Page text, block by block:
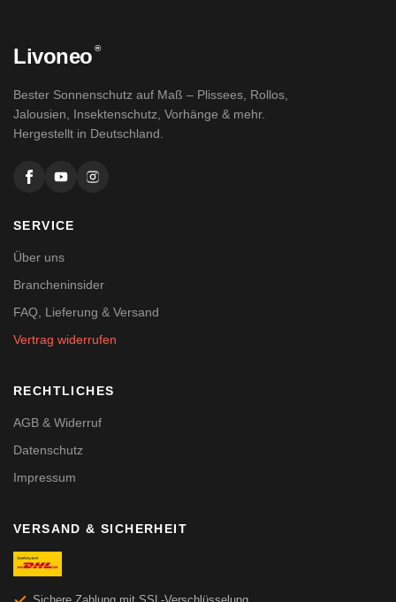
Livoneo ®
Bester Sonnenschutz auf Maß – Plissees, Rollos,
Jalousien, Insektenschutz, Vorhänge & mehr.
Hergestellt in Deutschland.
SERVICE
Über uns
Brancheninsider
FAQ, Lieferung & Versand
Vertrag widerrufen
RECHTLICHES
AGB & Widerruf
Datenschutz
Impressum
VERSAND & SICHERHEIT